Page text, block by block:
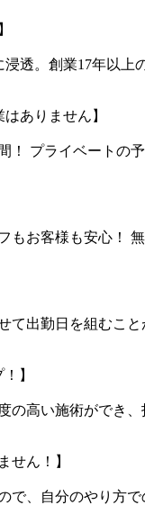
浸透。創業17年以
ありません】
！ プライベートの
もお客様も安心！
て出勤日を組むこ
】
の高い施術ができ
せん！】
で、自分のやり方で